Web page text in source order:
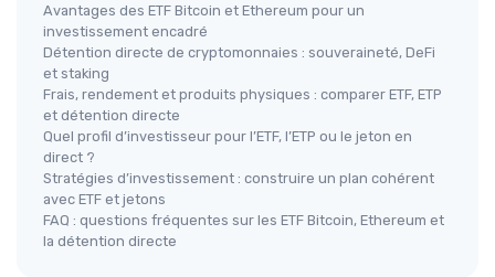
Avantages des ETF Bitcoin et Ethereum pour un
investissement encadré
Détention directe de cryptomonnaies : souveraineté, DeFi
et staking
Frais, rendement et produits physiques : comparer ETF, ETP
et détention directe
Quel profil d’investisseur pour l’ETF, l’ETP ou le jeton en
direct ?
Stratégies d’investissement : construire un plan cohérent
avec ETF et jetons
FAQ : questions fréquentes sur les ETF Bitcoin, Ethereum et
la détention directe